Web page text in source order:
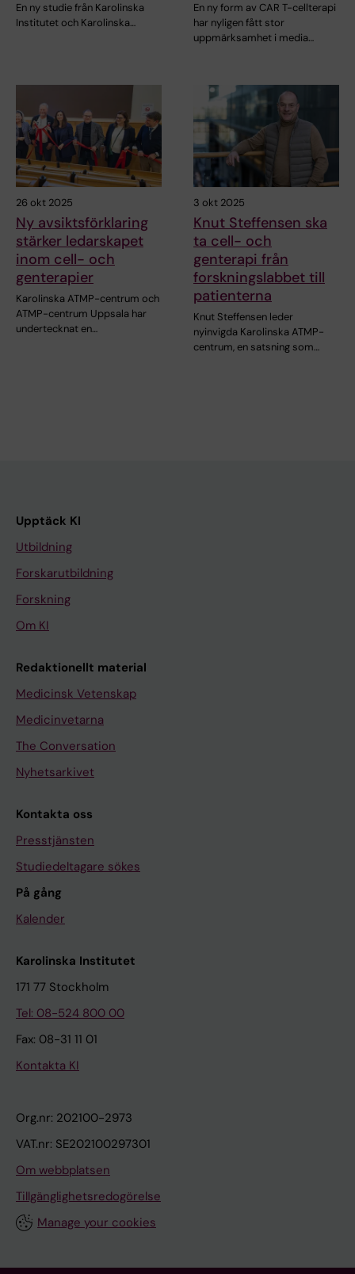
En ny studie från Karolinska
Institutet och Karolinska…
En ny form av CAR T-cellterapi
har nyligen fått stor
uppmärksamhet i media…
26 okt 2025
Ny avsiktsförklaring
stärker ledarskapet
inom cell- och
genterapier
Karolinska ATMP-centrum och
ATMP-centrum Uppsala har
undertecknat en…
3 okt 2025
Knut Steffensen ska
ta cell- och
genterapi från
forskningslabbet till
patienterna
Knut Steffensen leder
nyinvigda Karolinska ATMP-
centrum, en satsning som…
Upptäck KI
Utbildning
Forskarutbildning
Forskning
Om KI
Redaktionellt material
Medicinsk Vetenskap
Medicinvetarna
The Conversation
Nyhetsarkivet
Kontakta oss
Presstjänsten
Studiedeltagare sökes
På gång
Kalender
Karolinska Institutet
171 77 Stockholm
Tel: 08-524 800 00
Fax: 08-31 11 01
Kontakta KI
Org.nr: 202100-2973
VAT.nr: SE202100297301
Om webbplatsen
Tillgänglighetsredogörelse
Manage your cookies